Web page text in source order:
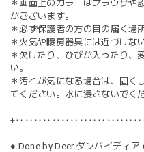
＊画面上のカラーはブラウザや
がございます。
＊必ず保護者の方の目の届く場
＊火気や暖房器具には近づけな
＊欠けたり、ひびが入ったり、
い。
＊汚れが気になる場合は、固く
てください。水に浸さないでく
● Done by Deer ダンバイディア